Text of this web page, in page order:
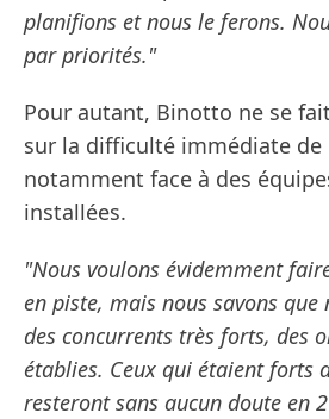
planifions et nous le ferons.
par priorités."
Pour autant, Binotto ne se
sur la difficulté immédiate de
notamment face à des
installées.
"Nous voulons évidemment
en piste, mais nous savons
des concurrents très forts, des
établies. Ceux qui étaient forts
resteront sans aucun doute en